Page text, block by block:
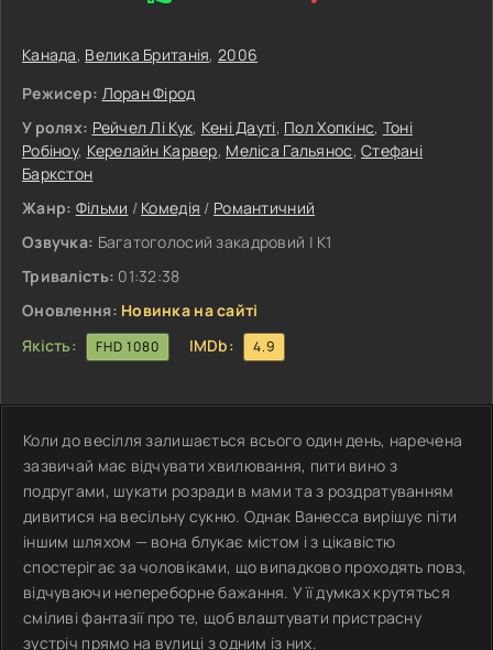
Канада, Велика Британія,2006
Режисер: Лоран Фірод
У ролях: Рейчел Лі Кук, Кені Дауті, Пол Хопкінс, Тоні
Робіноу, Керелайн Карвер, Меліса Гальянос,Стефані
Баркстон
Жанр: Фільми / Комедія / Романтичний
Озвучка: Багатоголосий закадровий | К1
Тривалість: 01:32:38
Оновлення: Новинка на сайті
Якість:
FHD 1080 IMDb: 4.9
Коли до весілля залишається всього один день, наречена
зазвичай має відчувати хвилювання, пити вино з
подругами, шукати розради в мами та з роздратуванням
дивитися на весільну сукню. Однак Ванесса вирішує піти
іншим шляхом — вона блукає містом і з цікавістю
спостерігає за чоловіками, що випадково проходять повз,
відчуваючи непереборне бажання. У її думках крутяться
сміливі фантазії про те, щоб влаштувати пристрасну
зустріч прямо на вулиці з одним із них.